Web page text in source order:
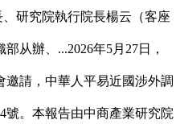
研究院執行院長楊云（客座
从辦、...2026年5月27日，
邀請，中華人平易近國涉外調
號。本報告由中商產業研究院